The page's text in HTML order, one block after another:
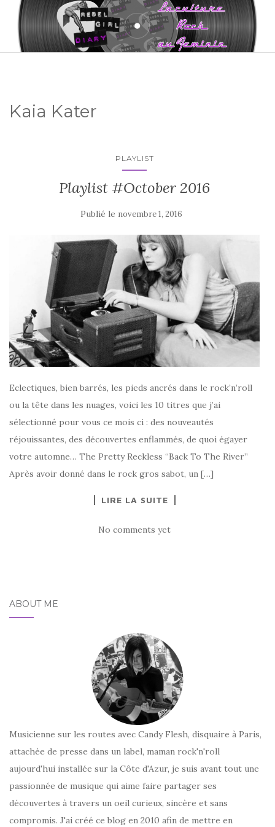
Kaia Kater
PLAYLIST
Playlist #October 2016
Publié le novembre 1, 2016
Eclectiques, bien barrés, les pieds ancrés dans le rock’n’roll
ou la tête dans les nuages, voici les 10 titres que j’ai
sélectionné pour vous ce mois ci : des nouveautés
réjouissantes, des découvertes enflammés, de quoi égayer
votre automne… The Pretty Reckless “Back To The River”
Après avoir donné dans le rock gros sabot, un […]
LIRE LA SUITE
No comments yet
ABOUT ME
Musicienne sur les routes avec Candy Flesh, disquaire à Paris,
attachée de presse dans un label, maman rock'n'roll
aujourd'hui installée sur la Côte d'Azur, je suis avant tout une
passionnée de musique qui aime faire partager ses
découvertes à travers un oeil curieux, sincère et sans
compromis. J'ai créé ce blog en 2010 afin de mettre en